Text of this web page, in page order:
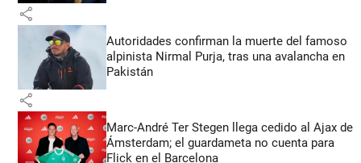
share
Autoridades confirman la muerte del famoso
alpinista Nirmal Purja, tras una avalancha en
Pakistán
share
Marc-André Ter Stegen llega cedido al Ajax de
Ámsterdam; el guardameta no cuenta para
Flick en el Barcelona